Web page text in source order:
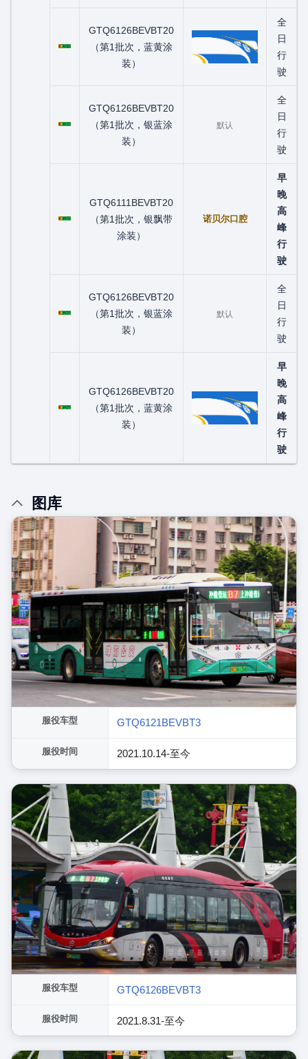
粤C08388D
GTQ6126BEVBT20
（第1批次，蓝黄涂
装）
全
日
行
驶
粤C08933D
GTQ6126BEVBT20
（第1批次，银蓝涂
装）
默认
全
日
行
驶
粤C08950D
GTQ6111BEVBT20
（第1批次，银飘带
涂装）
诺贝尔口腔
早
晚
高
峰
行
驶
粤C09629D
GTQ6126BEVBT20
（第1批次，银蓝涂
装）
默认
全
日
行
驶
粤C09829D
GTQ6126BEVBT20
（第1批次，蓝黄涂
装）
早
晚
高
峰
行
驶
图库
服役车型 GTQ6121BEVBT3
服役时间 2021.10.14-至今
服役车型 GTQ6126BEVBT3
服役时间 2021.8.31-至今